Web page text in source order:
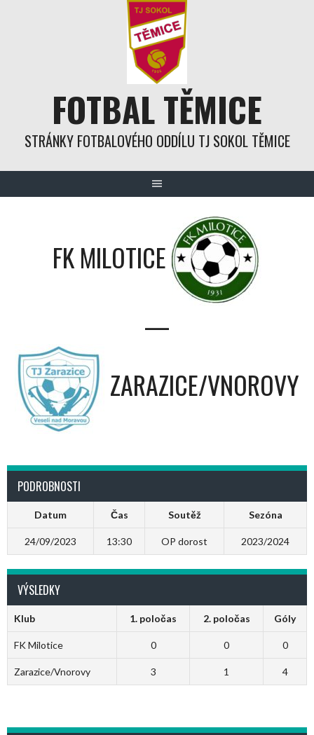
FOTBAL TĚMICE
STRÁNKY FOTBALOVÉHO ODDÍLU TJ SOKOL TĚMICE
FK MILOTICE
—
ZARAZICE/VNOROVY
PODROBNOSTI
Datum Čas Soutěž Sezóna
24/09/2023 13:30 OP dorost 2023/2024
VÝSLEDKY
Klub 1. poločas 2. poločas Góly
FK Milotice 0 0 0
Zarazice/Vnorovy 3 1 4